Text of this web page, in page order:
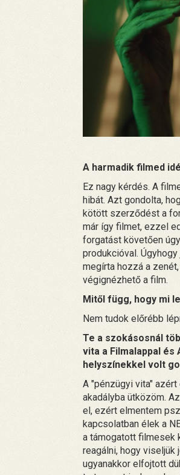
A harmadik filmed
Ez nagy kérdés. A
hibát. Azt gondolta,
kötött szerződést a
már így filmet, ezzel
forgatást követően
produkcióval.
megírta hozzá a
végignézhető a film.
Mitől függ, hogy mi
Nem tudok előrébb
Te a szokásosnál
vita a Filmalappal és
helyszínekkel volt
A "pénzügyi vita"
akadályba ütközöm.
el, ezért elmentem
kapcsolatban élek a
a támogatott filmesek
reagálni, hogy viseljük
ugyanakkor elfojtott